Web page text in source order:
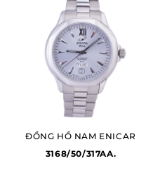
ĐỒNG HỒ NAM ENICAR
3168/50/317AA.